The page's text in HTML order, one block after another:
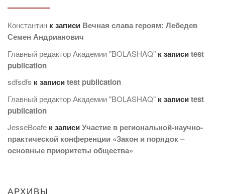
Константин к записи Вечная слава героям: Лебедев
Семен Андрианович
Главный редактор Академии "BOLASHAQ" к записиtest
publication
sdfsdfs к записиtest publication
Главный редактор Академии "BOLASHAQ" к записиtest
publication
JesseBoafe к записиУчастие в региональной-научно-
практической конференции «Закон и порядок –
основные приоритеты общества»
АРХИВЫ